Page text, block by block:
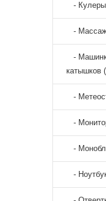
- Кулеры
-
-
катышков
-
-
-
-